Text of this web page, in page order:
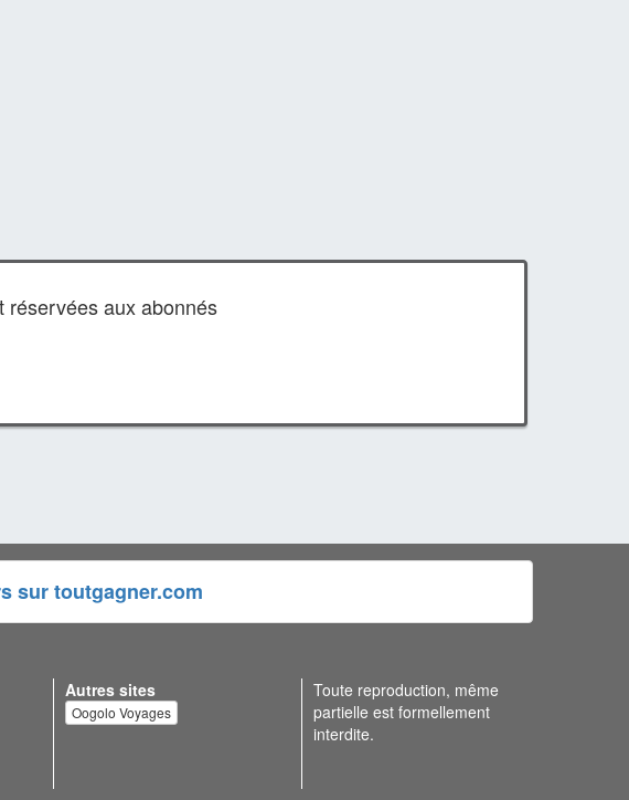
réservées aux abonnés
sur toutgagner.com
Autres sites
Oogolo Voyages
Toute reproduction, même
partielle est formellement
interdite.